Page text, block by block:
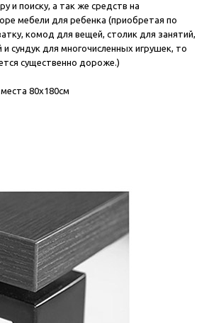
и поиску, а так же средств на
мебели для ребенка (приобретая по
комод для вещей, столик для занятий,
и сундук для многочисленных игрушек, то
существенно дороже.)
80х180см